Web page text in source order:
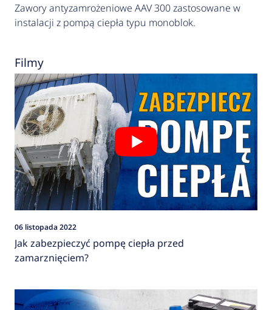
Zawory antyzamrożeniowe AAV 300 zastosowane w
instalacji z pompą ciepła typu monoblok.
Filmy
06 listopada 2022
Jak zabezpieczyć pompę ciepła przed
zamarznięciem?